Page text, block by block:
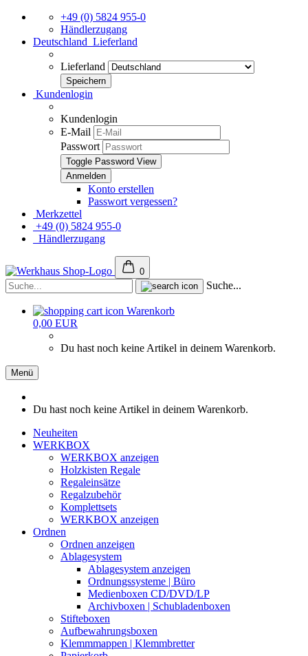
+49 (0) 5824 955-0
Händlerzugang
Deutschland Lieferland
Lieferland
Kundenlogin
Kundenlogin
E-Mail
Passwort
Toggle Password View
Konto erstellen
Passwort vergessen?
Merkzettel
+49 (0) 5824 955-0
Händlerzugang
0
Suche...
Warenkorb
0,00 EUR
Du hast noch keine Artikel in deinem Warenkorb.
Menü
Du hast noch keine Artikel in deinem Warenkorb.
Neuheiten
WERKBOX
WERKBOX anzeigen
Holzkisten Regale
Regaleinsätze
Regalzubehör
Komplettsets
WERKBOX anzeigen
Ordnen
Ordnen anzeigen
Ablagesystem
Ablagesystem anzeigen
Ordnungssysteme | Büro
Medienboxen CD/DVD/LP
Archivboxen | Schubladenboxen
Stifteboxen
Aufbewahrungsboxen
Klemmmappen | Klemmbretter